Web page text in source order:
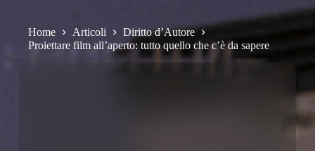
Home Articoli
Diritto d’Autore
Proiettare film all’aperto: tutto quello che c’è da sapere